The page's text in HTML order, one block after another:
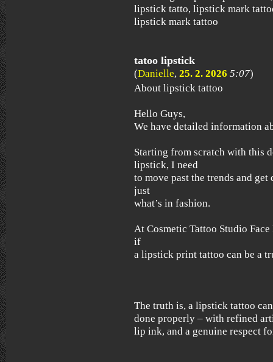
lipstick tatto, lipstick mark
lipstick mark tattoo
tatoo lipstick
(Danielle, 25. 2. 2026 5:07)
About lipstick tattoo
Hello Guys,
We have detailed information
Starting from scratch with this
lipstick, I need
to move past the trends and
just
what’s in fashion.
At Cosmetic Tattoo Studio
if
a lipstick print tattoo can be a
The truth is, a lipstick tattoo
done properly – with refined
lip ink, and a genuine respect